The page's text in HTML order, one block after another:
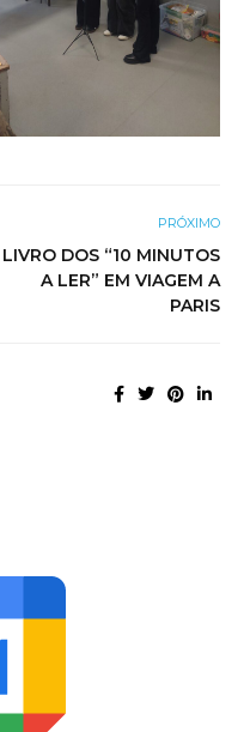
PRÓXIMO
LIVRO DOS “10 MINUTOS
A LER” EM VIAGEM A
PARIS